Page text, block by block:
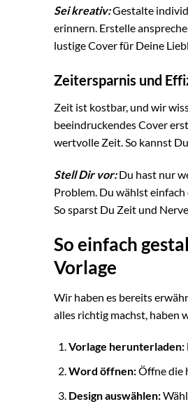
Sei kreativ:Gestalte
erinnern. Erstelle
lustige Cover für Deine
Zeitersparnis und
Zeit ist kostbar, und wir
beeindruckendes Cover
wertvolle Zeit. So kannst
Stell Dir vor:Du hast nur
Problem. Du wählst
So sparst Du Zeit und
So einfach
Vorlage
Wir haben es bereits
alles richtig machst,
Vorlage herunterladen:
Word öffnen:Öffne die
Design auswählen: